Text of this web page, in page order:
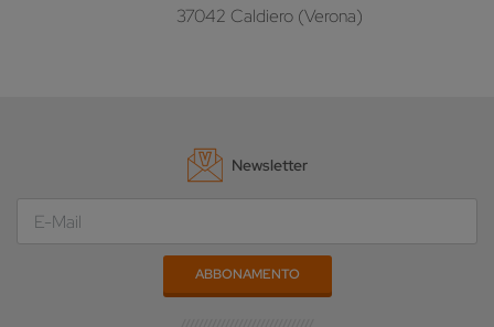
37042 Caldiero (Verona)
Newsletter